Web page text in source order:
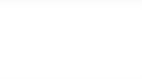
agri-bb.mp3]
le mois de mai
: la Roja prend ses quartiers